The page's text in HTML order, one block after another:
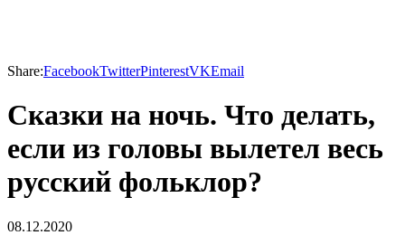
Share:FacebookTwitterPinterestVKEmail
Сказки на ночь. Что делать,
если из головы вылетел весь
русский фольклор?
08.12.2020